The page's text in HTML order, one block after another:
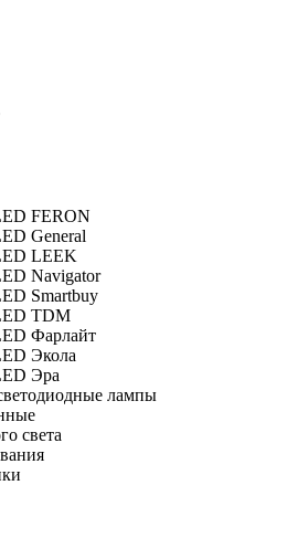
FERON
General
LEEK
Navigator
Smartbuy
TDM
Фарлайт
Экола
Эра
лампы
света